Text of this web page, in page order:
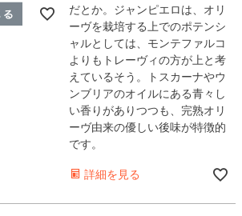
だとか。ジャンピエロは、オリ
ーヴを栽培する上でのポテンシ
ャルとしては、モンテファルコ
よりもトレーヴィの方が上と考
えているそう。トスカーナやウ
ンブリアのオイルにある青々し
い香りがありつつも、完熟オリ
ーヴ由来の優しい後味が特徴的
です。
詳細を見る